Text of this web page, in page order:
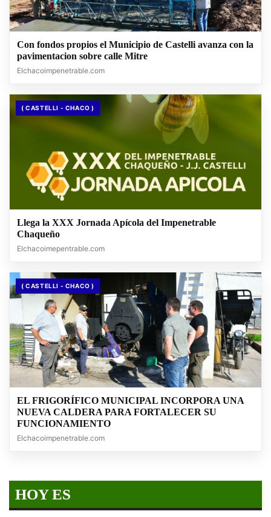
Con fondos propios el Municipio de Castelli avanza con la
pavimentacion sobre calle Mitre
Elchacoimpenetrable.com
( CASTELLI - CHACO )
Llega la XXX Jornada Apícola del Impenetrable
Chaqueño
Elchacoimepentrable.com
( CASTELLI - CHACO )
EL FRIGORÍFICO MUNICIPAL INCORPORA UNA
NUEVA CALDERA PARA FORTALECER SU
FUNCIONAMIENTO
Elchacoimpenetrable.com
HOY ES